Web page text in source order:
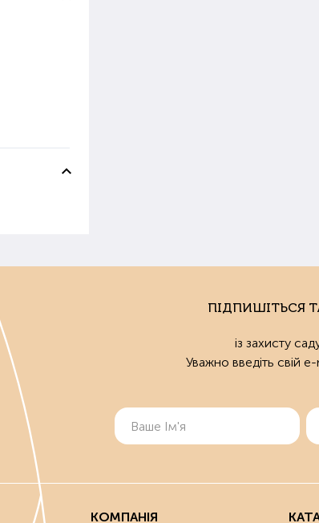
Осінь та Рання весна –
снігу або відразу після того, як
Ділянки, на яких будуть
Якщо підживити землю для
Магазин здорового образу
ґрунту та рослинам. У нас ви
Вони покращать структуру
Якщо ви живете у Харкові, то
Покупцям з інших міст України
ПІДПИШІТЬСЯ
із захисту
Уважно введіть свій
КОМПАНІЯ